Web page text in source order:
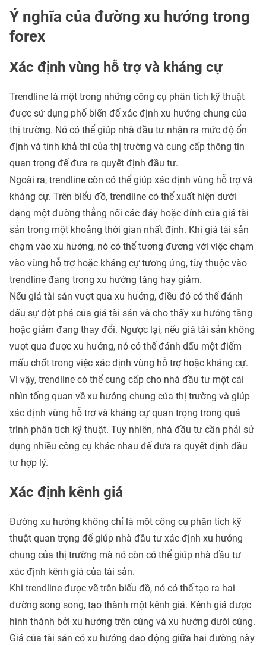
Ý nghĩa của đường xu hướng trong
forex
Xác định vùng hỗ trợ và kháng cự
Trendline là một trong những công cụ phân tích kỹ thuật
được sử dụng phổ biến để xác định xu hướng chung của
thị trường. Nó có thể giúp nhà đầu tư nhận ra mức độ ổn
định và tính khả thi của thị trường và cung cấp thông tin
quan trọng để đưa ra quyết định đầu tư.
Ngoài ra, trendline còn có thể giúp xác định vùng hỗ trợ và
kháng cự. Trên biểu đồ, trendline có thể xuất hiện dưới
dạng một đường thẳng nối các đáy hoặc đỉnh của giá tài
sản trong một khoảng thời gian nhất định. Khi giá tài sản
chạm vào xu hướng, nó có thể tương đương với việc chạm
vào vùng hỗ trợ hoặc kháng cự tương ứng, tùy thuộc vào
trendline đang trong xu hướng tăng hay giảm.
Nếu giá tài sản vượt qua xu hướng, điều đó có thể đánh
dấu sự đột phá của giá tài sản và cho thấy xu hướng tăng
hoặc giảm đang thay đổi. Ngược lại, nếu giá tài sản không
vượt qua được xu hướng, nó có thể đánh dấu một điểm
mấu chốt trong việc xác định vùng hỗ trợ hoặc kháng cự.
Vì vậy, trendline có thể cung cấp cho nhà đầu tư một cái
nhìn tổng quan về xu hướng chung của thị trường và giúp
xác định vùng hỗ trợ và kháng cự quan trọng trong quá
trình phân tích kỹ thuật. Tuy nhiên, nhà đầu tư cần phải sử
dụng nhiều công cụ khác nhau để đưa ra quyết định đầu
tư hợp lý.
Xác định kênh giá
Đường xu hướng không chỉ là một công cụ phân tích kỹ
thuật quan trọng để giúp nhà đầu tư xác định xu hướng
chung của thị trường mà nó còn có thể giúp nhà đầu tư
xác định kênh giá của tài sản.
Khi trendline được vẽ trên biểu đồ, nó có thể tạo ra hai
đường song song, tạo thành một kênh giá. Kênh giá được
hình thành bởi xu hướng trên cùng và xu hướng dưới cùng.
Giá của tài sản có xu hướng dao động giữa hai đường này